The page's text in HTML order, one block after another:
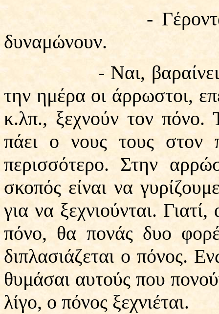
- Γέροντα, λένε
δυναμώνουν.
- Ναι, βαραίνει
την ημέρα οι άρρωστοι,
κ.λπ., ξεχνούν τον πόνο.
πάει ο νους τους στον
περισσότερο. Στην
σκοπός είναι να
για να ξεχνιούνται.
πόνο, θα πονάς δυο
διπλασιάζεται ο πόνος.
θυμάσαι αυτούς που
λίγο, ο πόνος ξεχνιέται.